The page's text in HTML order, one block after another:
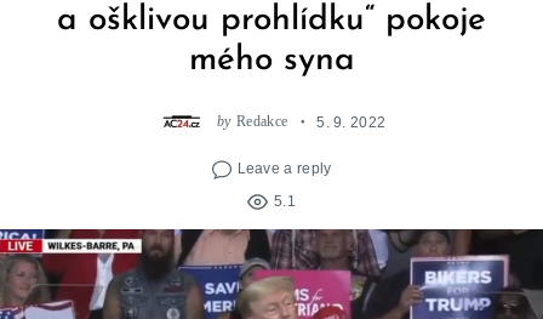
a ošklivou prohlídku“ pokoje
mého syna
by Redakce 5. 9. 2022
Leave a reply
5.1